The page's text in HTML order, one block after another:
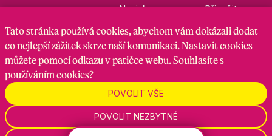
Novinky
Kontakty
Přispějte
Ke stažení
Nastavení cookies GDPRRSS kanál
Zadavatel je hnutí Starostové a nezávislí, zpracovatel je
Tato stránkapoužívá cookies, abychom vám dokázali dodat
co nejlepší zážitek skrze naší komunikaci. Nastavit cookies
můžete pomocí odkazu v patičce webu. Souhlasíte s
používáním cookies?
POVOLIT NEZBYTNÉ
POVOLIT VŠE